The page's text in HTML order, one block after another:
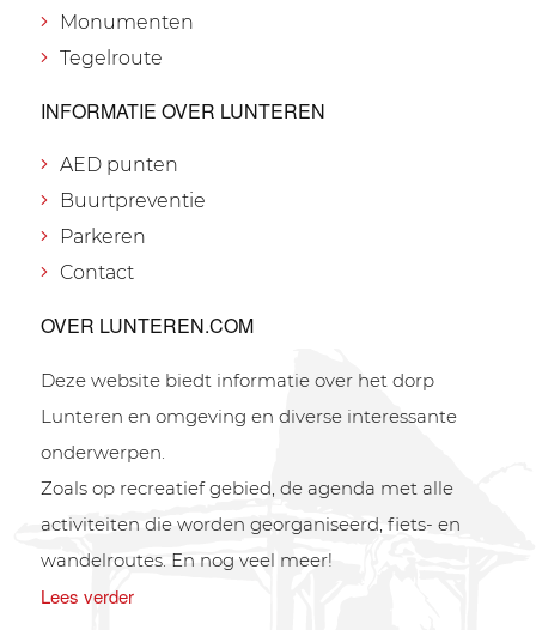
Monumenten
Tegelroute
INFORMATIE OVER LUNTEREN
AED punten
Buurtpreventie
Parkeren
Contact
OVER LUNTEREN.COM
Deze website biedt informatie over het dorp
Lunteren en omgeving en diverse interessante
onderwerpen.
Zoals op recreatief gebied, de agenda met alle
activiteiten die worden georganiseerd, fiets- en
wandelroutes. En nog veel meer!
Lees verder